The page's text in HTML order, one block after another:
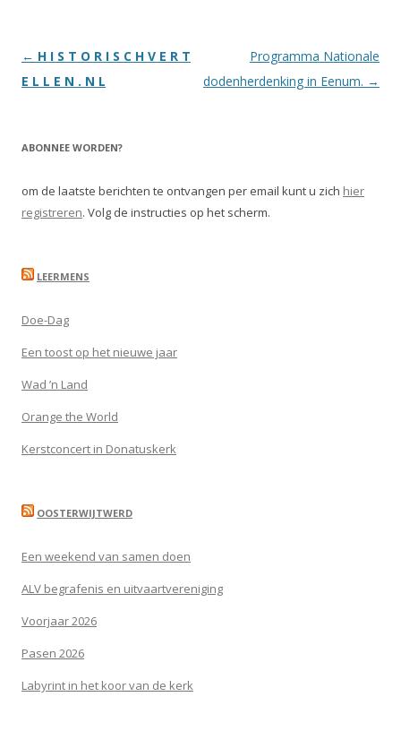
Berichtnavigatie
← H I S T O R I S C H V E R T
E L L E N . N L
Programma Nationale
dodenherdenking in Eenum. →
ABONNEE WORDEN?
om de laatste berichten te ontvangen per email kunt u zich hier
registreren. Volg de instructies op het scherm.
LEERMENS
Doe-Dag
Een toost op het nieuwe jaar
Wad ’n Land
Orange the World
Kerstconcert in Donatuskerk
OOSTERWIJTWERD
Een weekend van samen doen
ALV begrafenis en uitvaartvereniging
Voorjaar 2026
Pasen 2026
Labyrint in het koor van de kerk